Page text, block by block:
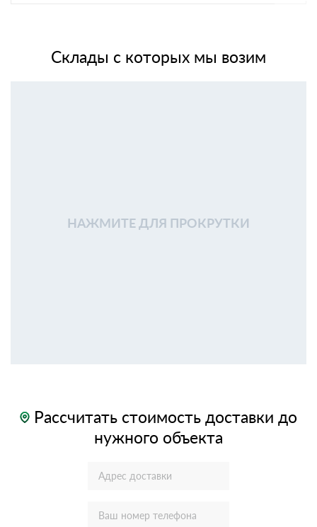
Склады с которых мы возим
НАЖМИТЕ ДЛЯ ПРОКРУТКИ
Рассчитать стоимость доставки до
нужного объекта